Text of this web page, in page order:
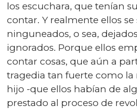
los escuchara, que tenían
contar. Y realmente ellos
ninguneados, o sea,
ignorados. Porque ellos
contar cosas, que aún a
tragedia tan fuerte como la
hijo -que ellos habían de
prestado al proceso de